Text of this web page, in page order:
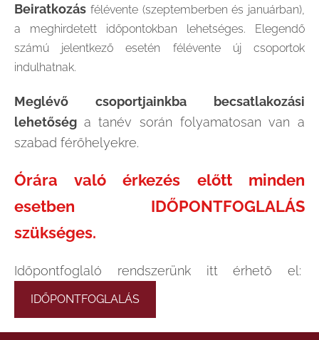
Beiratkozás félévente (szeptemberben és januárban),
a meghirdetett időpontokban lehetséges. Elegendő
számú jelentkező esetén félévente új csoportok
indulhatnak.
Meglévő csoportjainkba becsatlakozási
lehetőség a tanév során folyamatosan van a
szabad férőhelyekre.
Órára való érkezés előtt minden
esetben IDŐPONTFOGLALÁS
szükséges.
Időpontfoglaló rendszerünk itt érhető el:
IDŐPONTFOGLALÁS